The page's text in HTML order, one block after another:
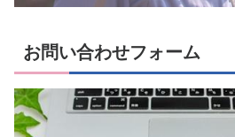
お問い合わせフォーム